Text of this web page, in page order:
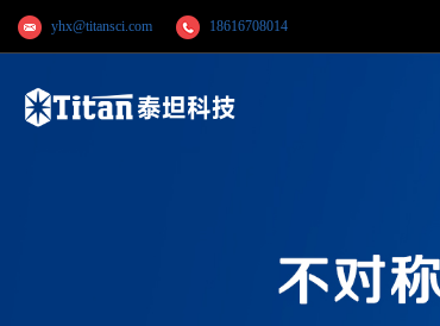
yhx@titansci.com 18616708014